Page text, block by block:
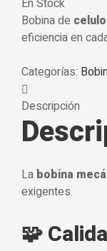
Disponibilidad:
En Stock
Bobina de
eficiencia en
Categorías:
Descripción
La bobina
exigentes.
🧩